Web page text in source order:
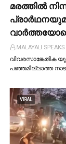
മരത്തില്‍
MALAYALI SPEAKS
വിവരസാങ്കേതിക
പഞ്ഞമില്ലാത്ത
VIRAL